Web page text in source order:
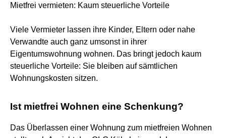
Mietfrei vermieten: Kaum steuerliche Vorteile
Viele Vermieter lassen ihre Kinder, Eltern oder nahe
Verwandte auch ganz umsonst in ihrer
Eigentumswohnung wohnen. Das bringt jedoch kaum
steuerliche Vorteile: Sie bleiben auf sämtlichen
Wohnungskosten sitzen.
Ist mietfrei Wohnen eine Schenkung?
Das Überlassen einer Wohnung zum mietfreien Wohnen